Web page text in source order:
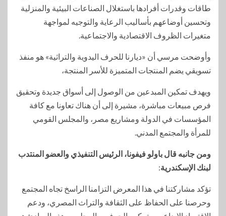
طاقات وقدرات أفرادها باستغلال الصناعات البيئية والمنزلية
وتحسين أوضاعهم بأساليب الرعاية والتوجيه لمواجهة
متغيرات الظروف الاقتصادية والاجتماعية.
وأوضحت مرسي أن «ديارنا للحرف اليدوية والتراثية» هو منفذ
تسويقي يضم المنتجات المتميزة للأسر المنتجة،
ويهدف تمكين المبدعين من الوصول إلى أسواق جديدة وتحقيق
فرص مبيعات مباشرة، مشيرة إلى أن هناك تعاونا مع كافة
المؤسسات في الدولة ومشاريع مصر، والمجلس القومي
للمرأة والمجتمع المدني.
ومن جانبه قال باولو فيفونا، الرئيس التنفيذي والعضو المنتدب
لبنك الإسكندرية:
تؤكد مشاركتنا في هذا المعرض التزامنا الراسخ تجاه المجتمع
وحرصنا على الحفاظ على الثقافة والتراث المصري، ودعم